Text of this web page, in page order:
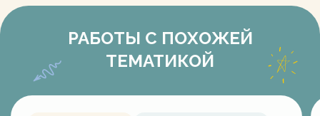
РАБОТЫ С ПОХОЖЕЙ
ТЕМАТИКОЙ